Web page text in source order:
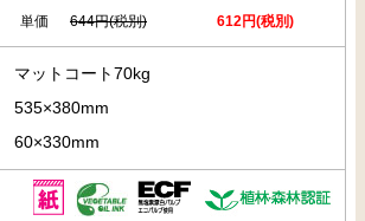
単価 644円(税別) 612円(税別)
マットコート70kg
535×380mm
60×330mm